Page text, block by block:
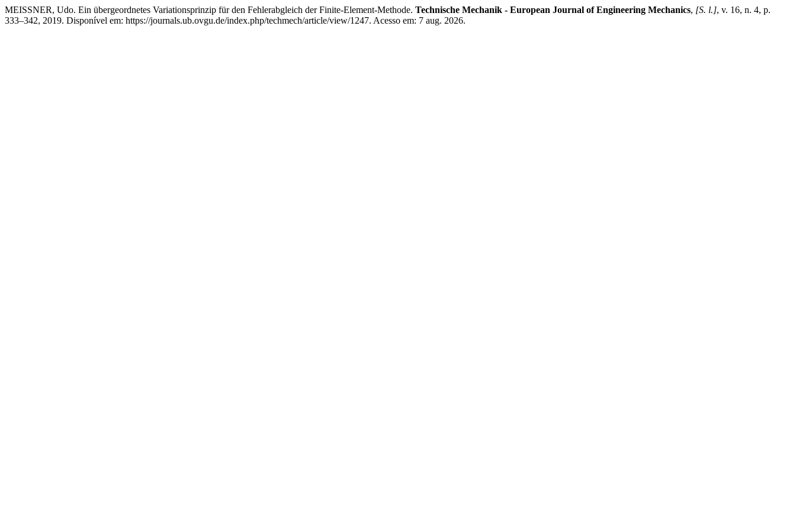
MEISSNER, Udo. Ein übergeordnetes Variationsprinzip für den Fehlerabgleich der Finite-Element-Methode. Technische Mechanik - European Journal of Engineering Mechanics, [S. l.], v. 16, n. 4, p.
333–342, 2019. Disponível em: https://journals.ub.ovgu.de/index.php/techmech/article/view/1247. Acesso em: 7 aug. 2026.